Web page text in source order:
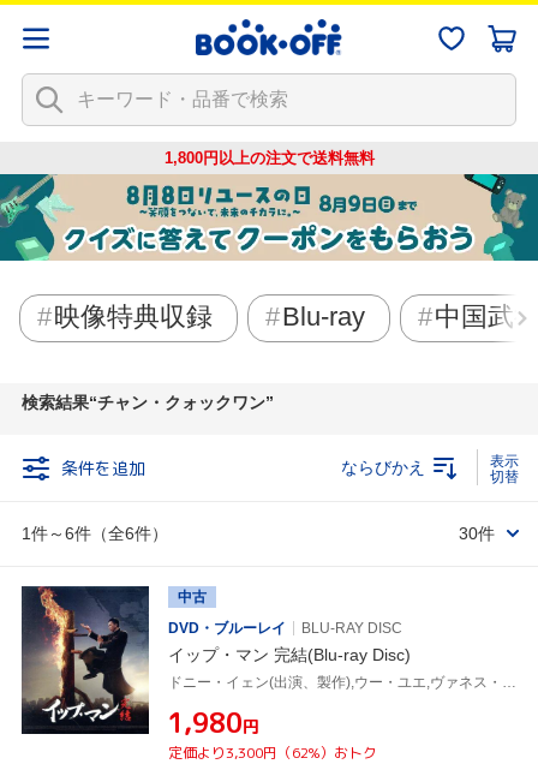
1,800円以上の注文で送料無料
映像特典収録 Blu-ray 中国武
検索結果 チャン・クォックワン
条件を追加
1件～6件（全6件）
ならびかえ
30件
中古
DVD・ブルーレイ
BLU-RAY DISC
イップ・マン 完結(Blu-ray Disc)
¥1,980円
定価より3,300円（62%）おトク